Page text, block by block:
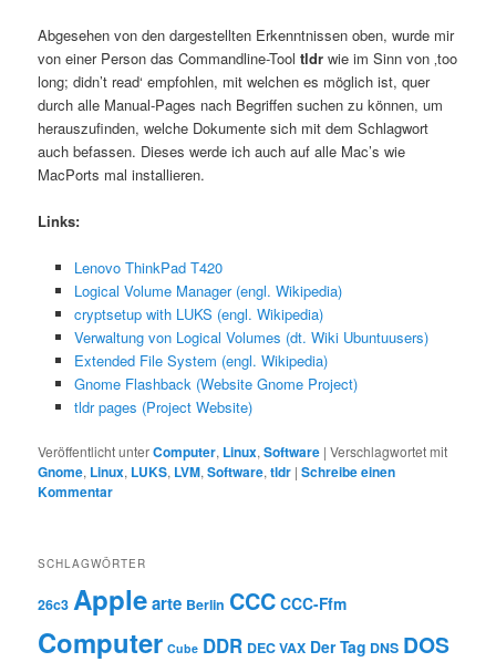
Abgesehen von den dargestellten Erkenntnissen oben, wurde mir
von einer Person das Commandline-Tooltldr wie im Sinn von ‚too
long; didn’t read‘ empfohlen, mit welchen es möglich ist, quer
durch alle Manual-Pages nach Begriffen suchen zu können, um
herauszufinden, welche Dokumente sich mit dem Schlagwort
auch befassen. Dieses werde ich auch auf alle Mac’s wie
MacPorts mal installieren.
Links:
Lenovo ThinkPad T420
Logical Volume Manager (engl. Wikipedia)
cryptsetup with LUKS (engl. Wikipedia)
Verwaltung von Logical Volumes (dt. Wiki Ubuntuusers)
Extended File System (engl. Wikipedia)
Gnome Flashback (Website Gnome Project)
tldr pages (Project Website)
Veröffentlicht unterComputer, Linux,Software |Verschlagwortet mit
Gnome, Linux, LUKS, LVM,Software,tldr |Schreibe einen
Kommentar
SCHLAGWÖRTER
26c3 Applearte Berlin CCC CCC-Ffm
Computer Cube DDR DEC VAX Der Tag DNS DOS